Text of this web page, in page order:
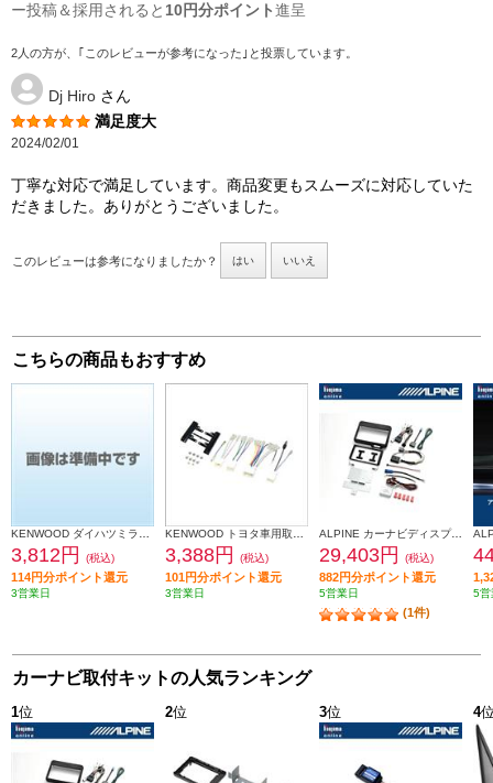
ー投稿＆採用されると 10円分ポイント進呈
2人の方が、｢このレビューが参考になった｣と投票しています。
Dj Hiro さん
満足度大
2024/02/01
丁寧な対応で満足しています。商品変更もスムーズに対応していた
だきました。ありがとうございました。
このレビューは参考になりましたか？ はい いいえ
こちらの商品もおすすめ
3,812円 (税込)
114円分ポイント還元
3営業日
3,388円 (税込)
101円分ポイント還元
3営業日
ALPINE カーナビディスプレイオーディオ取付けキット N-BOX(JF5/6系)専用 KTX-XF11-NB-56-NR
29,403円 (税込)
882円分ポイント還元
5営業日
(1件)
5営
カーナビ取付キットの人気ランキング
1位 2位 3位 4